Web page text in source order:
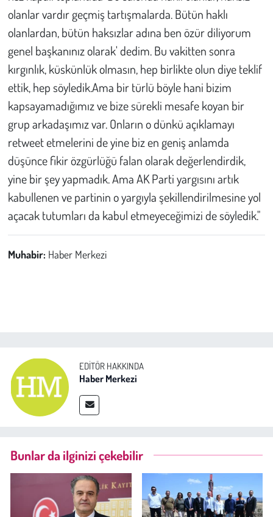
olanlar vardır geçmiş tartışmalarda. Bütün haklı
olanlardan, bütün haksızlar adına ben özür diliyorum
genel başkanınız olarak' dedim. Bu vakitten sonra
kırgınlık, küskünlük olmasın, hep birlikte olun diye teklif
ettik, hep söyledik.Ama bir türlü böyle hani bizim
kapsayamadığımız ve bize sürekli mesafe koyan bir
grup arkadaşımız var. Onların o dünkü açıklamayı
retweet etmelerini de yine biz en geniş anlamda
düşünce fikir özgürlüğü falan olarak değerlendirdik,
yine bir şey yapmadık. Ama AK Parti yargısını artık
kabullenen ve partinin o yargıyla şekillendirilmesine yol
açacak tutumları da kabul etmeyeceğimizi de söyledik."
Muhabir: Haber Merkezi
EDITÖR HAKKINDA
Haber Merkezi
Bunlar da ilginizi çekebilir